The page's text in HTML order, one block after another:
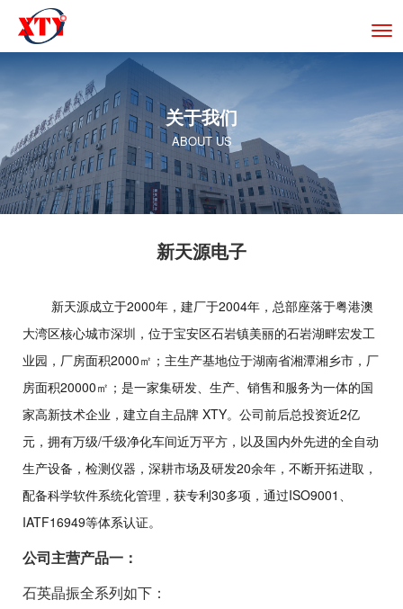
切
换
关于我们
ABOUT US
新天源电子
新天源成立于2000年，建厂于2004年，总部座落于粤港澳
大湾区核心城市深圳，位于宝安区石岩镇美丽的石岩湖畔宏发工
业园，厂房面积2000㎡；主生产基地位于湖南省湘潭湘乡市，厂
房面积20000㎡；是一家集研发、生产、销售和服务为一体的国
家高新技术企业，建立自主品牌 XTY。公司前后总投资近2亿
元，拥有万级/千级净化车间近万平方，以及国内外先进的全自动
生产设备，检测仪器，深耕市场及研发20余年，不断开拓进取，
配备科学软件系统化管理， 获专利30多项，通过ISO9001、
IATF16949等体系认证。
公司主营产品一：
石英晶振全系列如下：